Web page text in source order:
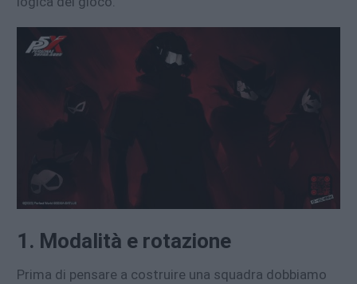
1. Modalità e rotazione
Prima di pensare a costruire una squadra dobbiamo